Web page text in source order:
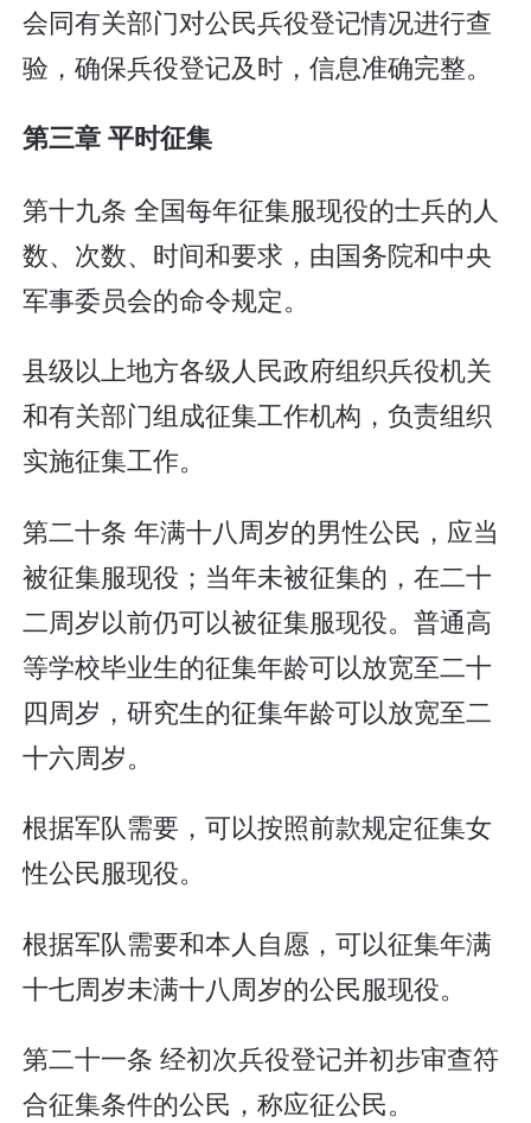
会同有关部门对公民兵役登记情况进行查
验，确保兵役登记及时，信息准确完整。
第三章 平时征集
第十九条 全国每年征集服现役的士兵的人
数、次数、时间和要求，由国务院和中央
军事委员会的命令规定。
县级以上地方各级人民政府组织兵役机关
和有关部门组成征集工作机构，负责组织
实施征集工作。
第二十条 年满十八周岁的男性公民，应当
被征集服现役；当年未被征集的，在二十
二周岁以前仍可以被征集服现役。普通高
等学校毕业生的征集年龄可以放宽至二十
四周岁，研究生的征集年龄可以放宽至二
十六周岁。
根据军队需要，可以按照前款规定征集女
性公民服现役。
根据军队需要和本人自愿，可以征集年满
十七周岁未满十八周岁的公民服现役。
第二十一条 经初次兵役登记并初步审查符
合征集条件的公民，称应征公民。